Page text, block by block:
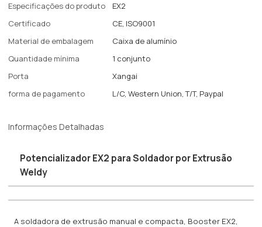
Especificações do produto
EX2
Certificado
CE, ISO9001
Material de embalagem
Caixa de alumínio
Quantidade mínima
1 conjunto
Porta
Xangai
forma de pagamento
L/C, Western Union, T/T, Paypal
Informações Detalhadas
Potencializador EX2 para Soldador por Extrusão
Weldy
A soldadora de extrusão manual e compacta, Booster EX2,